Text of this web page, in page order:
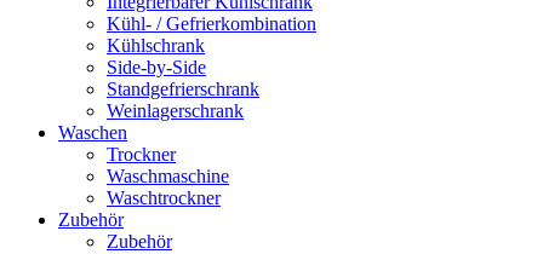
Kühl- / Gefrierkombination
Kühlschrank
Side-by-Side
Standgefrierschrank
Weinlagerschrank
Waschen
Trockner
Waschmaschine
Waschtrockner
Zubehör
Zubehör